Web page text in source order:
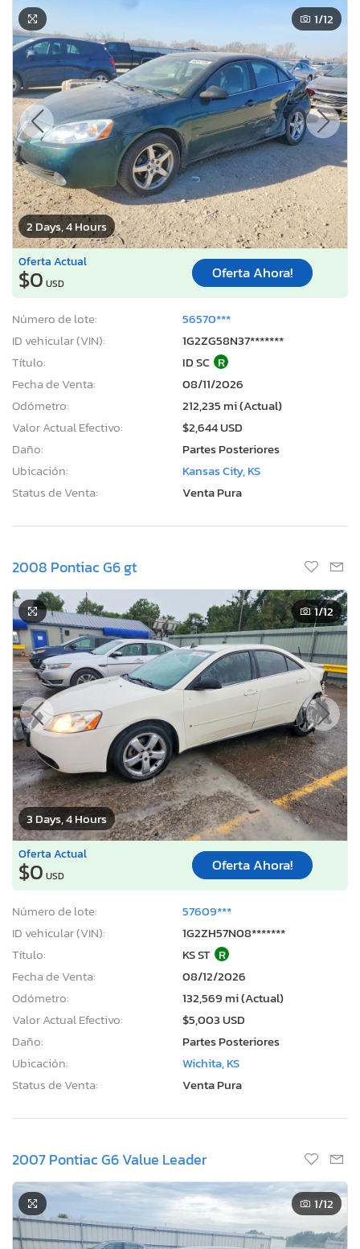
2 Days, 4 Hours
1/12
Oferta Actual
$0 USD
Oferta Ahora!
Número de lote:
56570***
ID vehicular (VIN):
1G2ZG58N37*******
Título:
ID SC R
Fecha de Venta:
08/11/2026
Odómetro:
212,235 mi (Actual)
Valor Actual Efectivo:
$2,644 USD
Daño:
Partes Posteriores
Ubicación:
Kansas City, KS
Status de Venta:
Venta Pura
2008 Pontiac G6 gt
3 Days, 4 Hours
1/12
Oferta Actual
$0 USD
Oferta Ahora!
Número de lote:
57609***
ID vehicular (VIN):
1G2ZH57N08*******
Título:
KS ST R
Fecha de Venta:
08/12/2026
Odómetro:
132,569 mi (Actual)
Valor Actual Efectivo:
$5,003 USD
Daño:
Partes Posteriores
Ubicación:
Wichita, KS
Status de Venta:
Venta Pura
2007 Pontiac G6 Value Leader
1/12